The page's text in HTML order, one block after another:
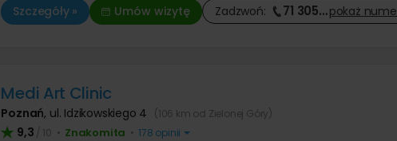
Szczegóły »
Umów wizytę Zadzwoń: 71 305…pokaż
Medi Art Clinic
Poznań, ul. Idzikowskiego 4 (106 km od Zielonej Góry)
9,3 / 10 • Znakomita • 178 opinii